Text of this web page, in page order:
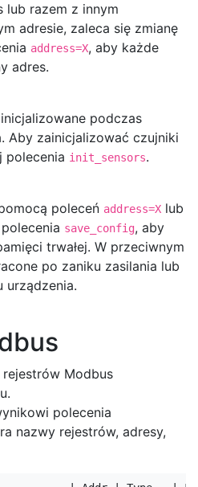
lub razem z innym
adresie, zaleca się zmianę
address=X, aby każde
adres.
podczas
Aby zainicjalizować czujniki
polecenia init_sensors.
poleceń address=X lub
save_config, aby
trwałej. W przeciwnym
po zaniku zasilania lub
urządzenia.
Modbus
polecenia
nazwy rejestrów, adresy,